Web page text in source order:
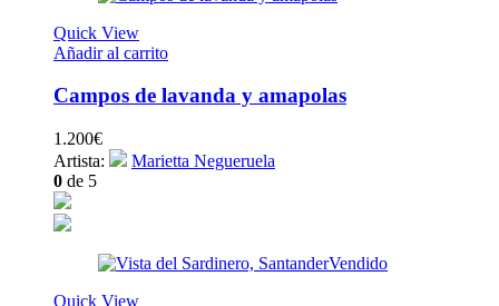
Quick View
Añadir al carrito
Campos de lavanda y amapolas
1.200€
Artista:
Marietta Negueruela
0 de 5
Vendido
Quick View